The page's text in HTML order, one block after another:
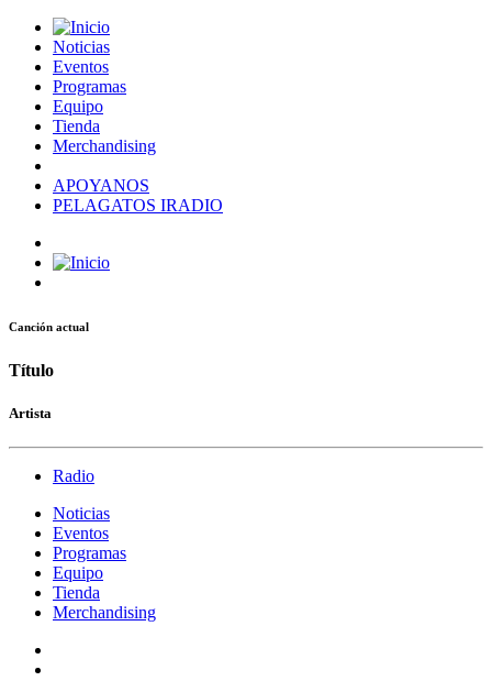
Noticias
Eventos
Programas
Equipo
Tienda
Merchandising
APOYANOS
PELAGATOS IRADIO
Canción actual
Título
Artista
Radio
Noticias
Eventos
Programas
Equipo
Tienda
Merchandising